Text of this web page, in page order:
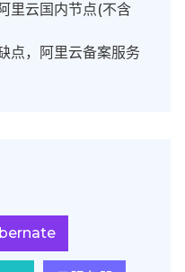
里云国内节点(不含
点，阿里云备案服务